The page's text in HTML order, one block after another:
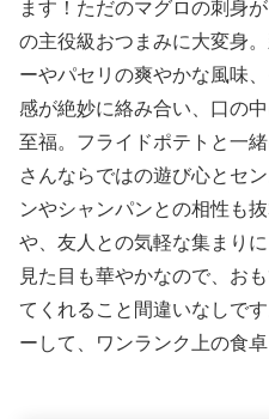
ます！ただのマグロの刺身
の主役級おつまみに大変身
ーやパセリの爽やかな風味
感が絶妙に絡み合い、口の
至福。フライドポテトと一
さんならではの遊び心とセ
ンやシャンパンとの相性も
や、友人との気軽な集まり
見た目も華やかなので、お
てくれること間違いなしで
ーして、ワンランク上の食